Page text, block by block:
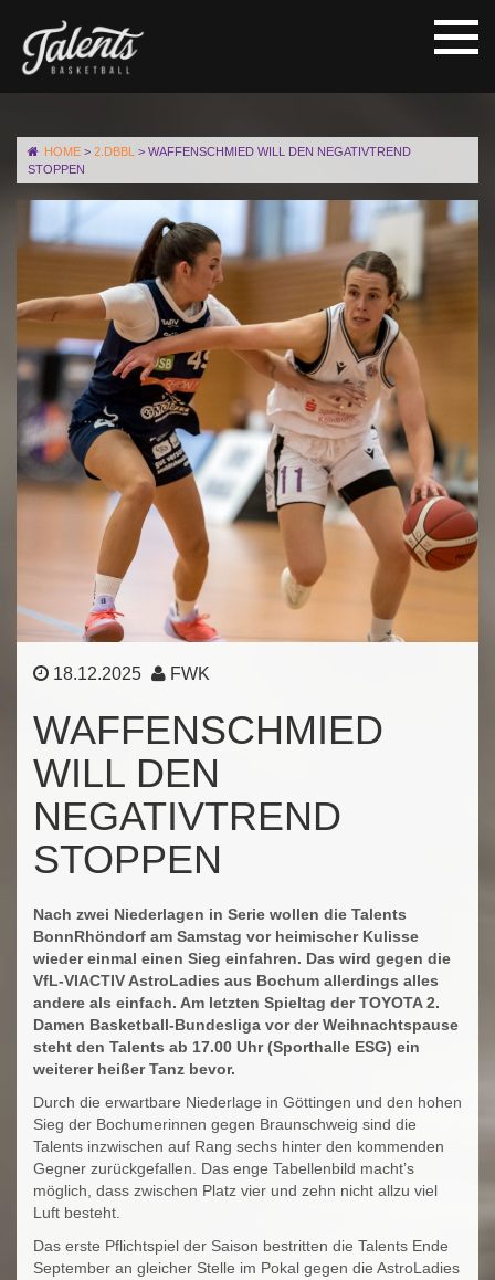
HOME > 2.DBBL > WAFFENSCHMIED WILL DEN NEGATIVTREND
STOPPEN
18.12.2025 FWK
WAFFENSCHMIED
WILL DEN
NEGATIVTREND
STOPPEN
Nach zwei Niederlagen in Serie wollen die Talents
BonnRhöndorf am Samstag vor heimischer Kulisse
wieder einmal einen Sieg einfahren. Das wird gegen die
VfL-VIACTIV AstroLadies aus Bochum allerdings alles
andere als einfach. Am letzten Spieltag der TOYOTA 2.
Damen Basketball-Bundesliga vor der Weihnachtspause
steht den Talents ab 17.00 Uhr (Sporthalle ESG) ein
weiterer heißer Tanz bevor.
Durch die erwartbare Niederlage in Göttingen und den hohen
Sieg der Bochumerinnen gegen Braunschweig sind die
Talents inzwischen auf Rang sechs hinter den kommenden
Gegner zurückgefallen. Das enge Tabellenbild macht’s
möglich, dass zwischen Platz vier und zehn nicht allzu viel
Luft besteht.
Das erste Pflichtspiel der Saison bestritten die Talents Ende
September an gleicher Stelle im Pokal gegen die AstroLadies